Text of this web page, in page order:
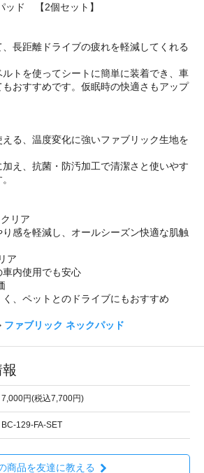
ッド 【2個セット】
長距離ドライブの疲れを軽減してくれる
トを使ってシートに簡単に装着でき、車
おすすめです。仮眠時の快適さもアップ
る、温度変化に強いファブリック生地を
え、抗菌・防汚加工で清潔さと使いやす
リア
感を軽減し、オールシーズン快適な肌触
ア
内使用でも安心
、ペットとのドライブにもおすすめ
ファブリック ネックパッド
7,000円(税込7,700円)
BC-129-FA-SET
商品を友達に教える